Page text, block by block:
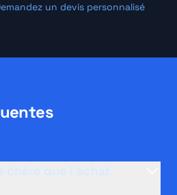
un devis personnalisé